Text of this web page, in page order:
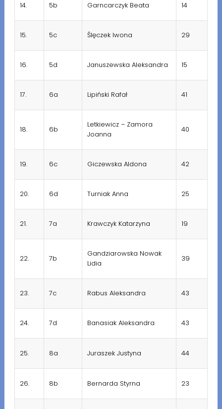
14. 5b Garncarczyk Beata 14
15. 5c Ślęczek Iwona 29
16. 5d Januszewska Aleksandra 15
17. 6a Lipiński Rafał 41
18. 6b
Letkiewicz – Zamora
Joanna
40
19. 6c Giczewska Aldona 42
20. 6d Turniak Anna 25
21. 7a Krawczyk Katarzyna 19
22. 7b
Gandziarowska Nowak
Lidia
39
23. 7c Rabus Aleksandra 43
24. 7d Banasiak Aleksandra 43
25. 8a Juraszek Justyna 44
26. 8b Bernarda Styrna 23